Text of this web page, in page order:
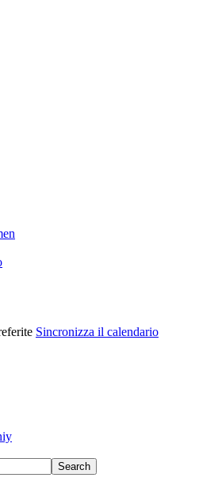
Sincronizza il calendario